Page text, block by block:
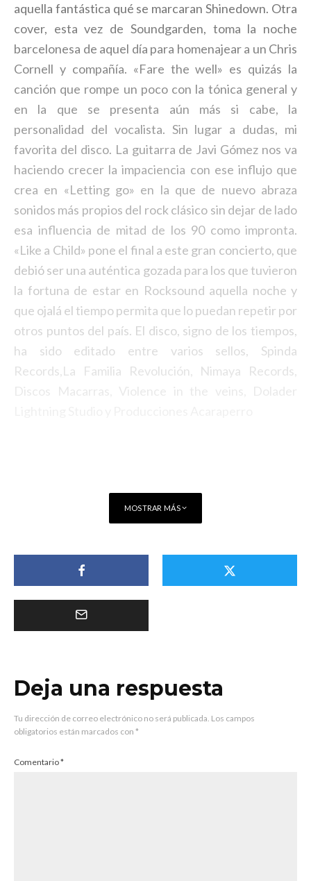
aquella fantástica qué se marcaran Shinedown. Otra
cover, esta vez de Soundgarden, toma la noche
barcelonesa de aquel día para homenajear a un Chris
Cornell y compañía. «Fare the well» es quizás la
canción que rompe un poco con la tónica general y
en la que se presenta aún más si cabe, la
personalidad del vocalista. Sin lugar a dudas, mi
favorita del disco. La guitarra de Javi Gómez nos va
haciendo crecer la impaciencia con ese influjo que
crea en «Letting go» en la que de nuevo abraza
sonidos más propios del rock clásico sin dejar de lado
esa influencia de mitad de los 90 como impronta.
«Like a Child» pone el final a este gran concierto, que
debió ser una auténtica gozada para los que tuvieron
la fortuna de estar en Rocksound aquella noche y
que ojalá el tiempo permita que lo puedan repetir por
otros puntos del país. El disco, signo de los tiempos,
ha sido editado entre varios sellos, Spinda
Records,La Familia Revolución, Nimaya Records,
MOSTRAR MÁS
Deja una respuesta
Tu dirección de correo electrónico no será publicada. Los campos
obligatorios están marcados con *
Comentario*